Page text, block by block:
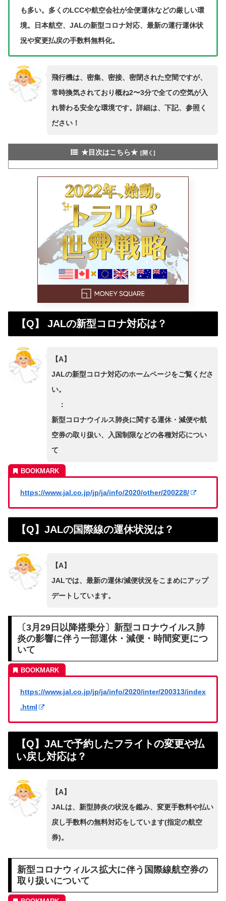
も多い。多くのLCCや航空会社が全便運休などの厳しい環
境。日本航空、JALの新型コロナ対応、最新の運行運休状
況や変更払戻の手数料無料化。
飛行機は、密集、密接、密閉された空間ですが、
常時換気されており概ね2〜3分で全ての空気が入
れ替わる安全な環境です。詳細は、下記、参照く
ださい！
★目次はこちら★
【Q】 JALの新型コロナ対応は？
【A】
JALの新型コロナ対応のホームページをご覧くださ
い。
：
新型コロナウイルス肺炎に関する運休・減便や航
空券の取り扱い、入国制限などの各種対応につい
て
https://www.jal.co.jp/jp/ja/info/2020/other/200228/
【Q】JALの国際線の運休状況は？
【A】
JALでは、最新の運休/減便状況をこまめにアップ
デートしています。
〔3月29日以降搭乗分〕新型コロナウイルス肺
炎の影響に伴う一部運休・減便・時間変更につ
いて
https://www.jal.co.jp/jp/ja/info/2020/inter/200313/index
.html
【Q】JALで予約したフライトの変更や払
い戻し対応は？
【A】
JALは、新型肺炎の状況を鑑み、変更手数料や払い
戻し手数料の無料対応をしています(指定の航空
券)。
新型コロナウィルス拡大に伴う国際線航空券の
取り扱いについて